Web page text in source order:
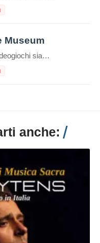
Museum
e pensate che i videogiochi siano solo un passatempo moderno, il GAMM Game Museum di Roma è pronto a farvi cambiare idea. Situato a pochi passi dalla Stazione Termini, questo spazio non è una semplice sala giochi, ma un vero e proprio polo culturale riconosciuto, dove la storia del medium interattivo viene preservata, studiata e, […]
anche: